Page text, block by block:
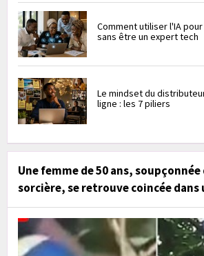
Comment utiliser l'IA
sans être un expert tech
Le mindset du
ligne : les 7 piliers
Une femme de 50 ans,
sorcière, se retrouve coincée dans